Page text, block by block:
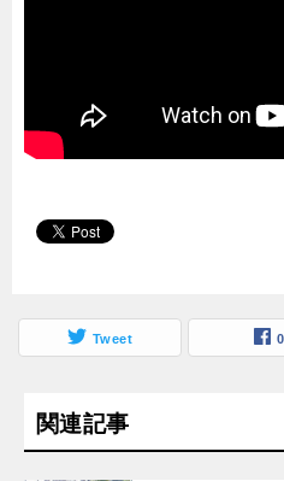
Tweet 0
関連記事